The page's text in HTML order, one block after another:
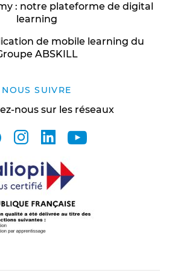
: notre plateforme de digital
learning
de mobile learning du
ABSKILL
NOUS SUIVRE
nous sur les réseaux
instagram linkedin youtube